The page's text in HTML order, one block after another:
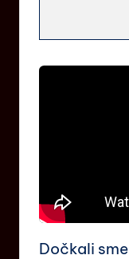
Dočkali